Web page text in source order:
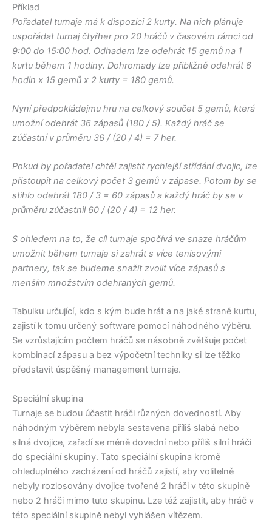
Příklad
Pořadatel turnaje má k dispozici 2 kurty. Na nich plánuje
uspořádat turnaj čtyřher pro 20 hráčů v časovém rámci od
9:00 do 15:00 hod. Odhadem lze odehrát 15 gemů na 1
kurtu během 1 hodiny. Dohromady lze přibližně odehrát 6
hodin x 15 gemů x 2 kurty = 180 gemů.
Nyní předpokládejmu hru na celkový součet 5 gemů, která
umožní odehrát 36 zápasů (180 / 5). Každý hráč se
zúčastní v průměru 36 / (20 / 4) = 7 her.
Pokud by pořadatel chtěl zajistit rychlejší střídání dvojic, lze
přistoupit na celkový počet 3 gemů v zápase. Potom by se
stihlo odehrát 180 / 3 = 60 zápasů a každý hráč by se v
průměru zúčastnil 60 / (20 / 4) = 12 her.
S ohledem na to, že cíl turnaje spočívá ve snaze hráčům
umožnit během turnaje si zahrát s více tenisovými
partnery, tak se budeme snažit zvolit více zápasů s
menším množstvím odehraných gemů.
Tabulku určující, kdo s kým bude hrát a na jaké straně kurtu,
zajistí k tomu určený software pomocí náhodného výběru.
Se vzrůstajícím počtem hráčů se násobně zvětšuje počet
kombinací zápasu a bez výpočetní techniky si lze těžko
představit úspěšný management turnaje.
Speciální skupina
Turnaje se budou účastit hráči různých dovedností. Aby
náhodným výběrem nebyla sestavena příliš slabá nebo
silná dvojice, zařadí se méně dovední nebo příliš silní hráči
do speciální skupiny. Tato speciální skupina kromě
ohleduplného zacházení od hráčů zajistí, aby volitelně
nebyly rozlosovány dvojice tvořené 2 hráči v této skupině
nebo 2 hráči mimo tuto skupinu. Lze též zajistit, aby hráč v
této speciální skupině nebyl vyhlášen vítězem.